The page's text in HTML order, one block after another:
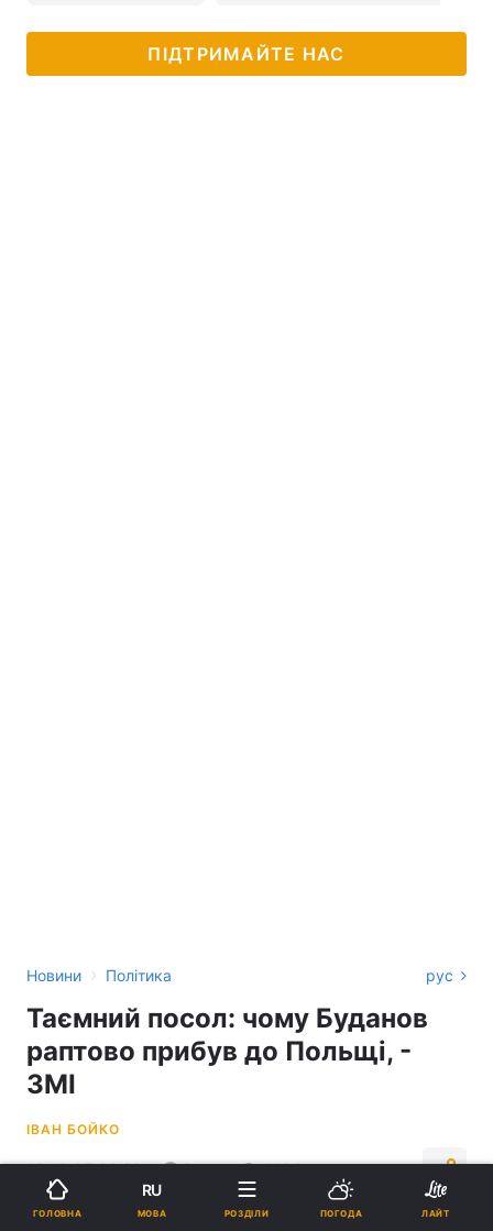
ПІДТРИМАЙТЕ НАС
Новини › Політика рус
Таємний посол: чому Буданов
раптово прибув до Польщі, -
ЗМІ
ІВАН БОЙКО
19:41, 05.06.26 2 хв. 4464
ГОЛОВНА
RU
МОВА РОЗДІЛИ ПОГОДА ЛАЙТ